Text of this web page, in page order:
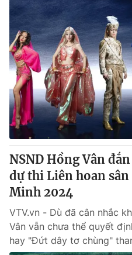
Theo dõi báo trên
Cơ quan chủ quản:Đài Truyền
Cơ quan báo chí:Thời báo VTV
Giấy phép hoạt động báo in
cấp ngày 29/12/2023
Tổng Biên tập:Vũ Thanh Thủy
Phó Tổng Biên tập:
Nguyễn Thị
Nguyễn Trọng Ninh
Tổng đài VTV:024.38 355 931
Ðiện thoại Thời báo VTV:
Email:toasoan@vtv.vn
Liên hệ quảng cáo:
024-
NSND Hồng Vân
dự thi Liên hoan
Minh 2024
VTV.vn - Dù đã cân nhắc
Vân vẫn chưa thể quyết
hay "Đứt dây tơ chùng"